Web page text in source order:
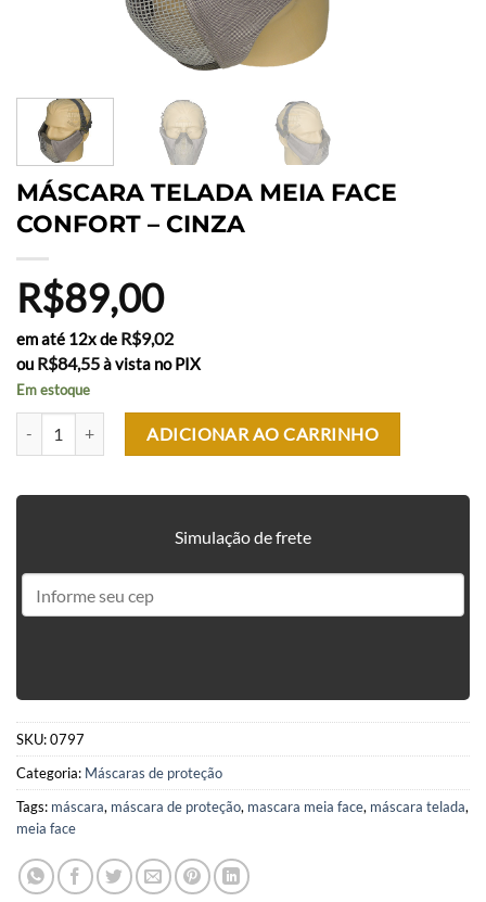
MÁSCARA TELADA MEIA FACE
CONFORT – CINZA
R$89,00
em até 12x de R$9,02
ou R$84,55à vista no PIX
Em estoque
MÁSCARA TELADA MEIA FACE CONFORT - CINZA quantidade
ADICIONAR AO CARRINHO
Simulação de frete
SKU:0797
Categoria: Máscaras de proteção
Tags: máscara, máscara de proteção, mascara meia face, máscara telada,
meia face